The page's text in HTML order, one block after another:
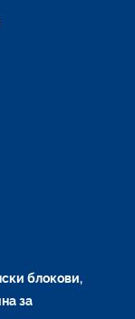
блокови,
за